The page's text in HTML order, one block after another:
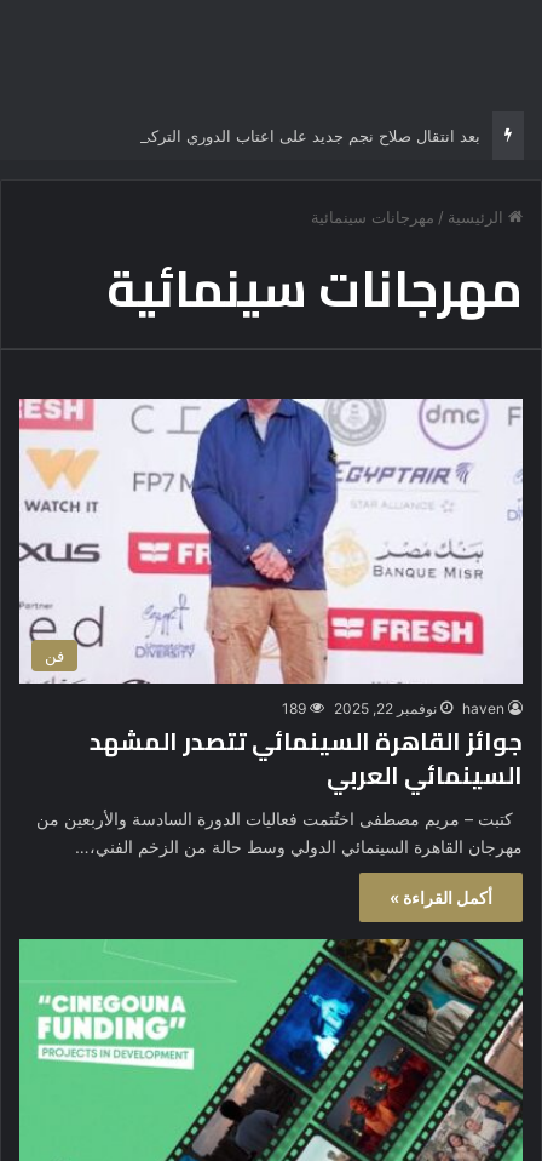
بعد انتقال صلاح نجم جديد على اعتاب الدوري التركي
الرئيسية / مهرجانات سينمائية
مهرجانات سينمائية
فن
haven نوفمبر 22, 2025 189
جوائز القاهرة السينمائي تتصدر المشهد
السينمائي العربي
كتبت – مريم مصطفى اختُتمت فعاليات الدورة السادسة والأربعين من
مهرجان القاهرة السينمائي الدولي وسط حالة من الزخم الفني،…
أكمل القراءة »